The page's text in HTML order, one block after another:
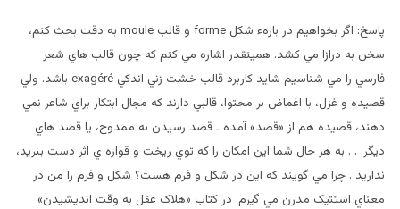
پاسخ: اگر بخواهيم در بارهء شکل forme و قالب moule به دقت بحث کنم،
سخن به درازا مي کشد. همينقدر اشاره مي کنم که چون قالب هاي شعر
فارسي را مي شناسيم شايد کاربرد قالب خشت زني اندکي exagéré باشد. ولي
قصيده و غزل، با اغماض بر محتوا، قالبي دارند که مجال ابتکار براي شاعر نمي
دهند، قصيده هم از «قصد» آمده ـ قصد رسيدن به ممدوح، يا قصد هاي
ديگر. . . به هر حال شما اين امکان را که توي ريخت و قواره ي اثر دست ببريد،
نداريد . چرا مي گويند که اين در شکل و فرم هست؟ شکل و فرم را من در
معناي استتيک مدرن مي گيرم. در کتاب «هلاک عقل به وقت انديشيدن»